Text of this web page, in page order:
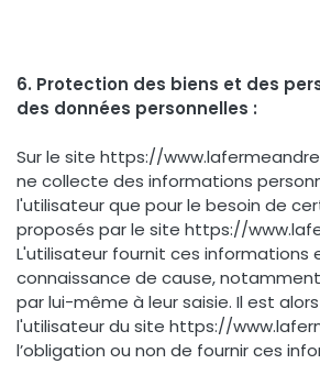
6. Protection des biens et des
des données personnelles :
Sur le site https://
ne collecte des informations
l'utilisateur que pour le besoin de
proposés par le site https://
L'utilisateur fournit ces informations
connaissance de cause,
par lui-même à leur saisie. Il est
l'utilisateur du site https://
l’obligation ou non de fournir ces